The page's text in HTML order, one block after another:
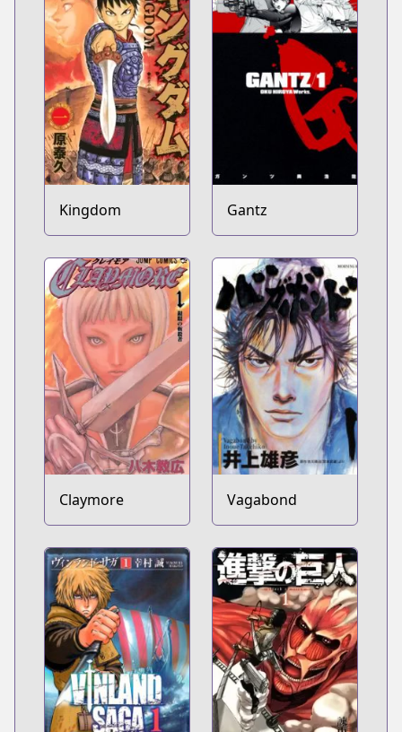
Kingdom Gantz
Claymore Vagabond